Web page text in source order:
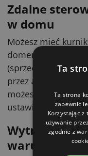
Zdalne
w domu
Możesz mieć
domem. Po
(sprzedawany
przez aplikację
możesz na bieżąco
ustawienia zdalnie
Wytrzymała
warunków
Ta
Ta strona
zapewnić
Korzystając z
używanie
zgodnie z